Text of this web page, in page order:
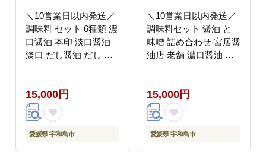
＼10営業日以内発送／
調味料 セット 6種類 濃
口醤油 本印 淡口醤油
淡口 だし醤油 だし さ
詰め合わせ 詰合せ 中荘
本店 老舗 醤油 しょう
ゆ みそ 味噌 大豆 こい
くち うすくち 炒め物
15,000円
愛媛県 宇和島市
＼10営業日以内発送／
調味料セット 醤油 と
味噌 詰め合わせ 宮居醤
油店 老舗 濃口醤油 淡
料 調味料 醤油 しょう
ゆ 大豆 濃口 こいくち
麦 麹 こうじ 味噌 みそ
調合味噌 麦味噌 常温
15,000円
愛媛県 宇和島市